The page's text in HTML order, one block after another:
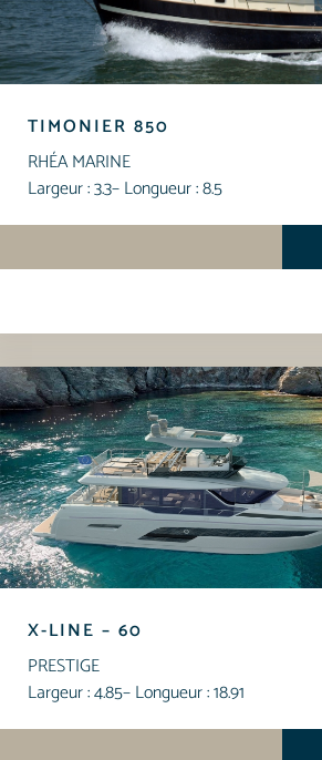
TIMONIER 850
RHÉA MARINE
Largeur : 3.3– Longueur : 8.5
X-LINE – 60
PRESTIGE
Largeur : 4.85– Longueur : 18.91